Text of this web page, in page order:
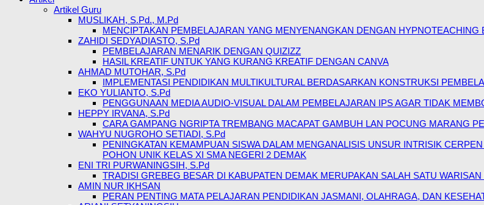
Artikel Guru
MUSLIKAH, S.Pd., M.Pd
MENCIPTAKAN PEMBELAJARAN YANG MENYENANGKAN DENGAN HYPNOTEACHING
ZAHIDI SEDYADIASTO, S.Pd
PEMBELAJARAN MENARIK DENGAN QUIZIZZ
HASIL KREATIF UNTUK YANG KURANG KREATIF DENGAN CANVA
AHMAD MUTOHAR, S.Pd
IMPLEMENTASI PENDIDIKAN MULTIKULTURAL BERDASARKAN KONSTRUKSI
EKO YULIANTO, S.Pd
PENGGUNAAN MEDIA AUDIO-VISUAL DALAM PEMBELAJARAN IPS AGAR TIDAK
HEPPY IRVANA, S.Pd
CARA GAMPANG NGRIPTA TREMBANG MACAPAT GAMBUH LAN POCUNG MARANG
WAHYU NUGROHO SETIADI, S.Pd
PENINGKATAN KEMAMPUAN SISWA DALAM MENGANALISIS UNSUR INTRISIK
POHON UNIK KELAS XI SMA NEGERI 2 DEMAK
ENI TRI PURWANINGSIH, S.Pd
TRADISI GREBEG BESAR DI KABUPATEN DEMAK MERUPAKAN SALAH SATU
AMIN NUR IKHSAN
PERAN PENTING MATA PELAJARAN PENDIDIKAN JASMANI, OLAHRAGA, DAN